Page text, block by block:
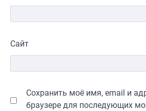
Сайт
Сохранить моё имя, email и
браузере для последующих